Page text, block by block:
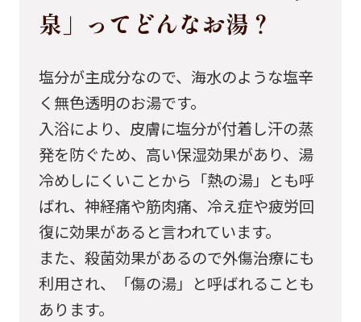
泉」ってどんなお湯？
塩分が主成分なので、海水のような塩辛
く無色透明のお湯です。
入浴により、皮膚に塩分が付着し汗の蒸
発を防ぐため、高い保湿効果があり、湯
冷めしにくいことから「熱の湯」とも呼
ばれ、神経痛や筋肉痛、冷え症や疲労回
復に効果があると言われています。
また、殺菌効果があるので外傷治療にも
利用され、「傷の湯」と呼ばれることも
あります。